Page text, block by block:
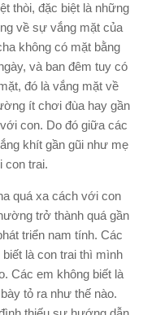
thòi, đặc biệt là những
về sự vắng mặt của
không có mặt bằng
và ban đêm tuy có
đó là vắng mặt về
ít chơi đùa hay gần
con. Do đó giữa các
khít gần gũi như mẹ
con trai.
quá xa cách với con
trở thành quá gần
triển nam tính. Các
là con trai thì mình
Các em không biết là
tỏ ra như thế nào.